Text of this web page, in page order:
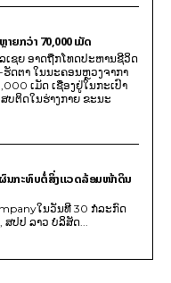
ຍກວ່າ 70,000 ເມັດ
ເຊຍ ອາດຖືກໂທດປະຫານຊີວິດ
ດຕາ ໃນນະຄອນຫຼວງຈາກາ
ເມັດ ເຊື່ອງຢູ່ໃນກະເປົາ
ບຕິດໃນຮ່າງກາຍ ຂະນະ
ນກະທົບຕໍ່ສິ່ງແວດລ້ອມໜ້າດິນ
ໃນວັນທີ 30 ກໍລະກົດ
ປປ ລາວ ບໍລິສັດ...